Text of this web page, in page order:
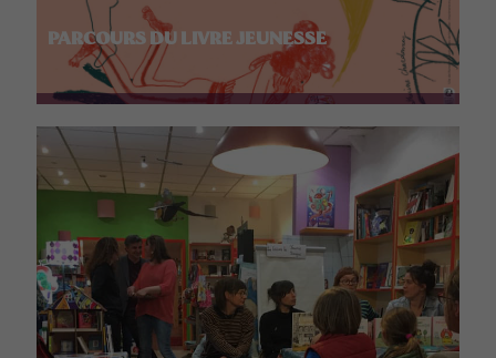
PARCOURS DU LIVRE JEUNESSE